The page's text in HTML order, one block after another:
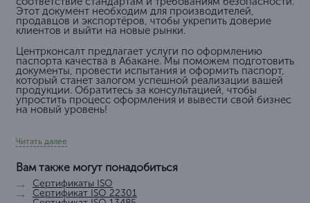
Этот документ необходим для производителей,
продавцов и экспортёров, чтобы укрепить доверие
клиентов и выйти на новые рынки.
Центрконсалт предлагает услуги по оформлению
паспорта качества в Абакане. Мы поможем подготовить
документы, провести испытания и оформить паспорт,
который станет залогом успешной реализации вашей
продукции. Обратитесь за консультацией, чтобы
упростить процесс оформления и вывести свой бизнес
на новый уровень!
Читать далее
Вам также могут понадобиться
Сертификаты ISO
Сертификат ISO 22301